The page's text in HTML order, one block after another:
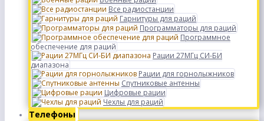
Все радиостанции
Гарнитуры для раций
Программаторы для раций
Программное
обеспечение для раций
Рации 27МГц СИ-БИ
диапазона
Рации для горнолыжников
Спутниковые антенны
Цифровые рации
Чехлы для раций
Телефоны